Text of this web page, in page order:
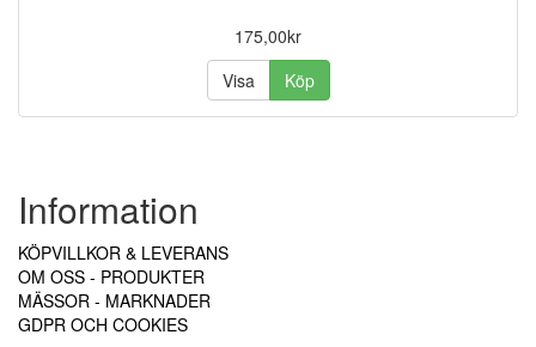
175,00kr
Visa
Köp
Information
KÖPVILLKOR & LEVERANS
OM OSS - PRODUKTER
MÄSSOR - MARKNADER
GDPR OCH COOKIES